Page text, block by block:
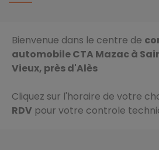
Bienvenue dans le centre de
automobile CTA Mazac à
Vieux, près d'Alès
Cliquez sur l'horaire de votre
RDV pour votre controle